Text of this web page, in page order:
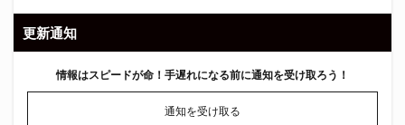
更新通知
情報はスピードが命！ 手遅れになる前に通知を受け取ろう！
通知を受け取る